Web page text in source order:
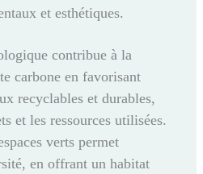
et esthétiques.
contribue à la
carbone en favorisant
recyclables et durables,
et les ressources utilisées.
verts permet
en offrant un habitat